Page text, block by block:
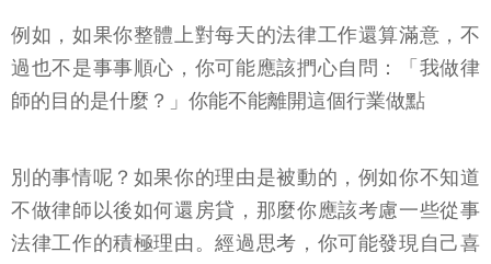
例如，如果你整體上對每天的法律工作還算滿意，不
過也不是事事順心，你可能應該捫心自問：「我做律
師的目的是什麼？」你能不能離開這個行業做點
別的事情呢？如果你的理由是被動的，例如你不知道
不做律師以後如何還房貸，那麼你應該考慮一些從事
法律工作的積極理由。經過思考，你可能發現自己喜